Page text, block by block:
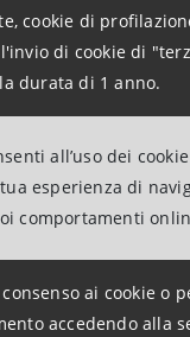
cookie di
di cookie di
durata di 1 anno.
all’uso dei
esperienza di
comportamenti
ai cookie o
accedendo alla
Giustizia Minorile
Basilicata, Puglia
Dipendenze
Psichiatria
Clinica e